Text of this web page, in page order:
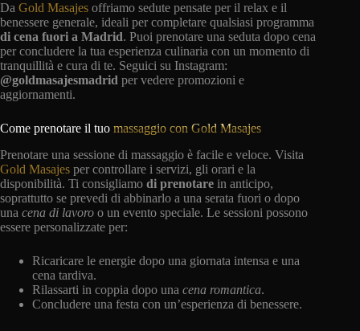
Da Gold Masajes offriamo sedute pensate per il relax e il
benessere generale, ideali per completare qualsiasi programma
di cena fuori a Madrid. Puoi prenotare una seduta dopo cena
per concludere la tua esperienza culinaria con un momento di
tranquillità e cura di te. Seguici su Instagram:
@goldmasajesmadrid per vedere promozioni e
aggiornamenti.
Come prenotare il tuo massaggio con Gold Masajes
Prenotare una sessione di massaggio è facile e veloce. Visita
Gold Masajes per controllare i servizi, gli orari e la
disponibilità. Ti consigliamo di prenotare in anticipo,
soprattutto se prevedi di abbinarlo a una serata fuori o dopo
una cena di lavoro o un evento speciale. Le sessioni possono
essere personalizzate per:
Ricaricare le energie dopo una giornata intensa e una
cena tardiva.
Rilassarti in coppia dopo una cena romantica.
Concludere una festa con un’esperienza di benessere.